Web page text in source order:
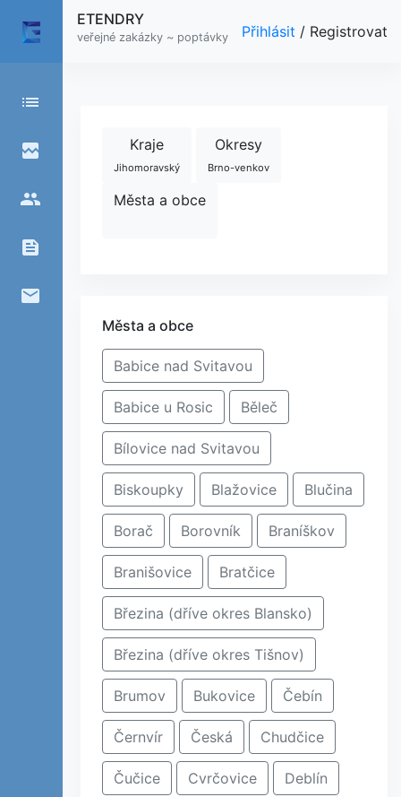
list
broken_image
people
feed
email
ETENDRY
veřejné zakázky ~ poptávky Přihlásit / Registrovat
Kraje
Jihomoravský
Okresy
Brno-venkov
Města a obce
Města a obce
Babice nad Svitavou
Babice u Rosic Běleč
Bílovice nad Svitavou
Biskoupky Blažovice Blučina
Borač Borovník Braníškov
Branišovice Bratčice
Březina (dříve okres Blansko)
Březina (dříve okres Tišnov)
Brumov Bukovice Čebín
Černvír Česká Chudčice
Čučice Cvrčovice Deblín